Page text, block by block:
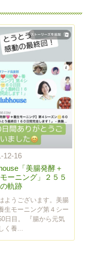
12-16
「美腸発酵＋
ーニング」２５５
軌跡
ようございます。美腸
生モーニング第４シー
日目。 『腸から元気
く養...